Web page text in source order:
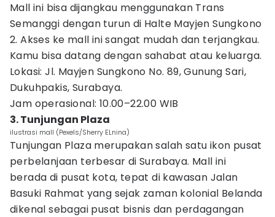
Mall ini bisa dijangkau menggunakan Trans
Semanggi dengan turun di Halte Mayjen Sungkono
2. Akses ke mall ini sangat mudah dan terjangkau.
Kamu bisa datang dengan sahabat atau keluarga.
Lokasi: Jl. Mayjen Sungkono No. 89, Gunung Sari,
Dukuhpakis, Surabaya.
Jam operasional: 10.00–22.00 WIB
3. Tunjungan Plaza
ilustrasi mall (Pexels/Sherry ELnina)
Tunjungan Plaza merupakan salah satu ikon pusat
perbelanjaan terbesar di Surabaya. Mall ini
berada di pusat kota, tepat di kawasan Jalan
Basuki Rahmat yang sejak zaman kolonial Belanda
dikenal sebagai pusat bisnis dan perdagangan